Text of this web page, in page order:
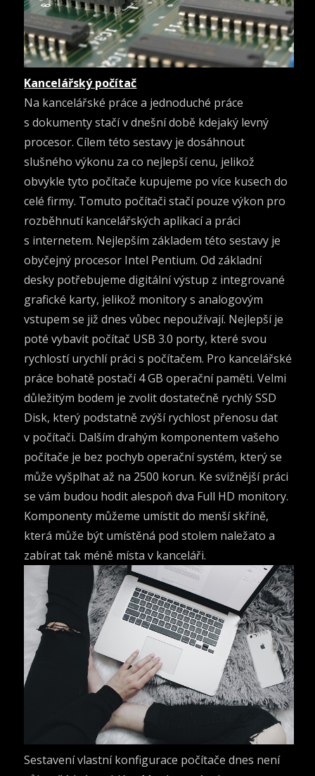
Kancelářský počítač
Na kancelářské práce a jednoduché práce
s dokumenty stačí v dnešní době kdejaký levný
procesor. Cílem této sestavy je dosáhnout
slušného výkonu za co nejlepší cenu, jelikož
obvykle tyto počítače kupujeme po více kusech do
celé firmy. Tomuto počítači stačí pouze výkon pro
rozběhnutí kancelářských aplikací a práci
s internetem. Nejlepším základem této sestavy je
obyčejný procesor Intel Pentium. Od základní
desky potřebujeme digitální výstup z integrované
grafické karty, jelikož monitory s analogovým
vstupem se již dnes vůbec nepoužívají. Nejlepší je
poté vybavit počítač USB 3.0 porty, které svou
rychlostí urychlí práci s počítačem. Pro kancelářské
práce bohatě postačí 4 GB operační paměti. Velmi
důležitým bodem je zvolit dostatečně rychlý SSD
Disk, který podstatně zvýší rychlost přenosu dat
v počítači. Dalším drahým komponentem vašeho
počítače je bez pochyb operační systém, který se
může vyšplhat až na 2500 korun. Ke svižnější práci
se vám budou hodit alespoň dva Full HD monitory.
Komponenty můžeme umístit do menší skříně,
která může být umístěná pod stolem naležato a
zabírat tak méně místa v kanceláři.
Sestavení vlastní konfigurace počítače dnes není